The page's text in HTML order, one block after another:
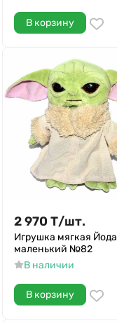
В корзину
2 970 Т/шт.
Игрушка мягкая Йода
маленький №82
В наличии
В корзину